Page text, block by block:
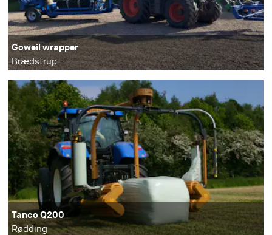
Goweil wrapper
Brædstrup
Tanco Q200
Rødding